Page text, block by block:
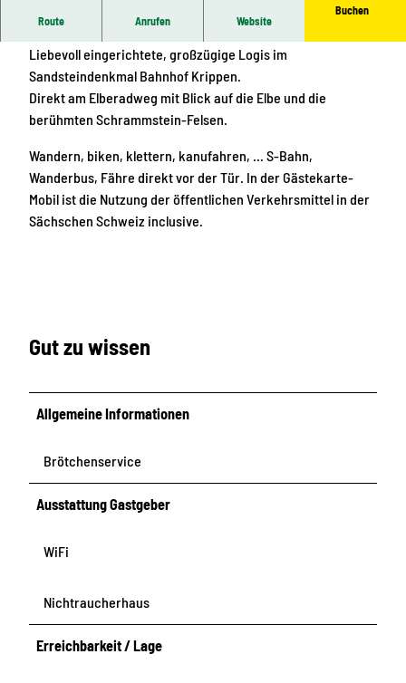
Route Anrufen Website
Buchen
Liebevoll eingerichtete, großzügige Logis im
Sandsteindenkmal Bahnhof Krippen.
Direkt am Elberadweg mit Blick auf die Elbe und die
berühmten Schrammstein-Felsen.
Wandern, biken, klettern, kanufahren, … S-Bahn,
Wanderbus, Fähre direkt vor der Tür. In der Gästekarte-
Mobil ist die Nutzung der öffentlichen Verkehrsmittel in der
Sächschen Schweiz inclusive.
Gut zu wissen
Allgemeine Informationen
Brötchenservice
Ausstattung Gastgeber
WiFi
Nichtraucherhaus
Erreichbarkeit / Lage